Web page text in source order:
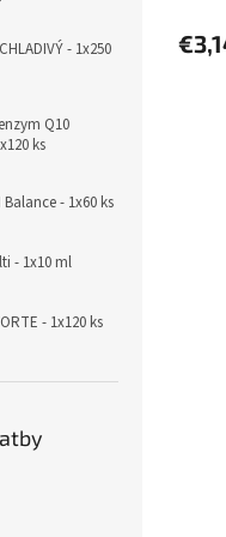
- 1x250
Q10
ks
- 1x60 ks
- 1x10 ml
- 1x120 ks